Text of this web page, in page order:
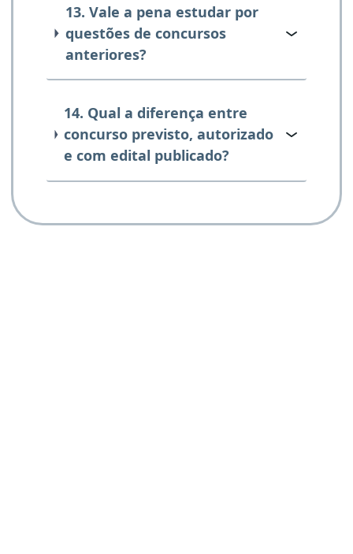
13. Vale a pena estudar por
questões de concursos
anteriores?
14. Qual a diferença entre
concurso previsto, autorizado
e com edital publicado?